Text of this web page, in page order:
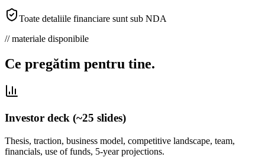
Toate detaliile financiare sunt sub NDA
// materiale disponibile
Ce pregătim pentru tine.
Investor deck (~25 slides)
Thesis, traction, business model, competitive landscape, team,
financials, use of funds, 5-year projections.